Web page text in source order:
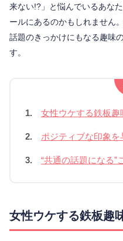
来ない!?」と悩んでいるあな
ールにあるのかもしれません
話題のきっかけにもなる趣味
す。
1. 女性ウケする鉄板趣
2. ポジティブな印象を
3. “共通の話題になる”
女性ウケする鉄板趣